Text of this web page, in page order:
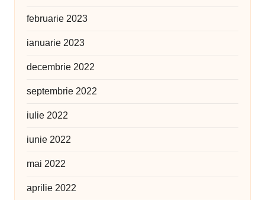
februarie 2023
ianuarie 2023
decembrie 2022
septembrie 2022
iulie 2022
iunie 2022
mai 2022
aprilie 2022